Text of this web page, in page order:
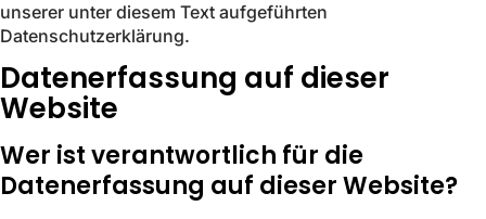
unserer unter diesem Text aufgeführten
Datenschutzerklärung.
Datenerfassung auf dieser
Website
Wer ist verantwortlich für die
Datenerfassung auf dieser Website?